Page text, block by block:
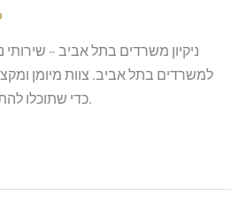
ניקיון משרדים בתל אביב – שירותי
למשרדים בתל אביב. צוות מיומן
כדי שתוכלו להתרכז בעיקר בעסק שלכם.